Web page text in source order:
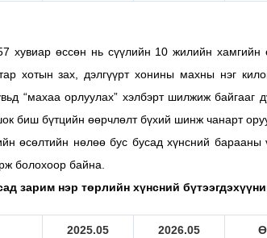
хувиар өссөн нь сүүлийн 10 жилийн
хотын зах, дэлгүүрт хонины махны нэг
“махаа орлуулах” хэлбэрт шилжиж байгааг
биш бүтцийн өөрчлөлт бүхий шинж чанарт
өсөлтийн нөлөө бус бусад хүнсний барааны
болохоор байна.
зарим нэр төрлийн хүнсний
2025.05 2026.05